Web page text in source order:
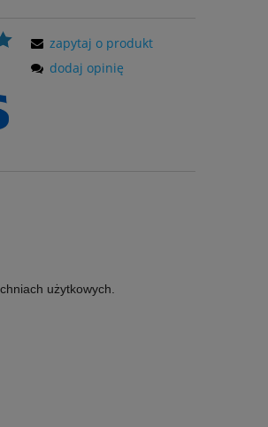
zapytaj o produkt
dodaj opinię
użytkowych.